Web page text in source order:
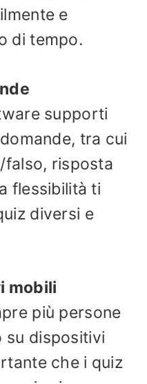
e
di tempo.
supporti
tra cui
falso, risposta
flessibilità ti
diversi e
mobili
più persone
su dispositivi
che i quiz